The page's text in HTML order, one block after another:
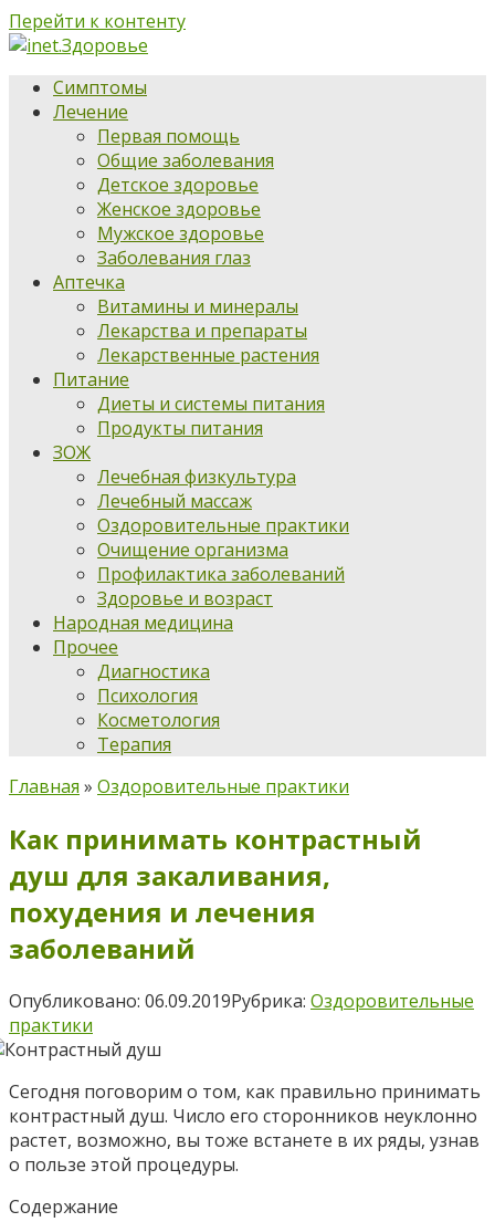
Перейти к контенту
Симптомы
Лечение
Первая помощь
Общие заболевания
Детское здоровье
Женское здоровье
Мужское здоровье
Заболевания глаз
Аптечка
Витамины и минералы
Лекарства и препараты
Лекарственные растения
Питание
Диеты и системы питания
Продукты питания
ЗОЖ
Лечебная физкультура
Лечебный массаж
Оздоровительные практики
Очищение организма
Профилактика заболеваний
Здоровье и возраст
Народная медицина
Прочее
Диагностика
Психология
Косметология
Терапия
Главная » Оздоровительные практики
Как принимать контрастный
душ для закаливания,
похудения и лечения
заболеваний
Опубликовано: 06.09.2019Рубрика: Оздоровительные
практики
Сегодня поговорим о том, как правильно принимать
контрастный душ. Число его сторонников неуклонно
растет, возможно, вы тоже встанете в их ряды, узнав
о пользе этой процедуры.
Содержание